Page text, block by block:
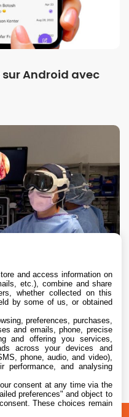
Android avec
confirme son
opérations 19 %
and access information on
etc.), combine and share
whether collected on this
by some of us, or obtained
preferences, purchases,
and emails, phone, precise
and offering you services,
across your devices and
phone, audio, and video),
performance, and analysing
consent at any time via the
preferences" and object to
These choices remain